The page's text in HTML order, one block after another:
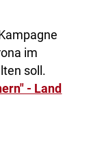
im
soll.
- Land